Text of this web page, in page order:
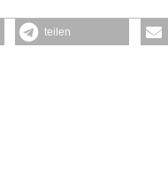
teilen